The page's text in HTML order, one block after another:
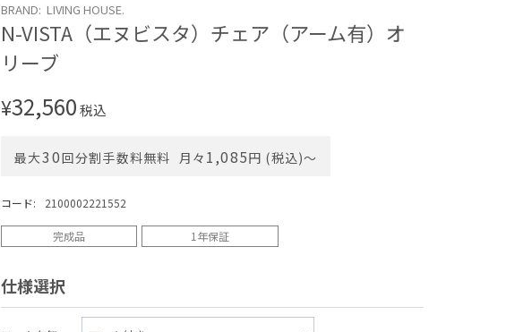
BRAND: LIVING HOUSE.
N-VISTA（エヌビスタ）チェア（アーム有）オ
リーブ
¥32,560税込
最大30回分割手数料無料 月々 1,085円 (税込)〜
コード: 2100002221552
完成品 1年保証
仕様選択